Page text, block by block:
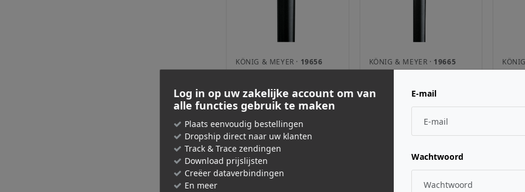
KÖNIG & MEYER · 19656
€ 15,90
KÖNIG & MEYER · 19665
Adviesprijs incl. BTW
€
Log in op uw zakelijke account om van
alle functies gebruik te maken
Plaats eenvoudig bestellingen
Dropship direct naar uw klanten
Track & Trace zendingen
Download prijslijsten
Creëer dataverbindingen
En meer
E-mail
Wachtwoord